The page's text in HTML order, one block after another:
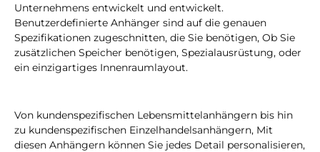
Unternehmens entwickelt und entwickelt.
Benutzerdefinierte Anhänger sind auf die genauen
Spezifikationen zugeschnitten, die Sie benötigen, Ob Sie
zusätzlichen Speicher benötigen, Spezialausrüstung, oder
ein einzigartiges Innenraumlayout.
Von kundenspezifischen Lebensmittelanhängern bis hin
zu kundenspezifischen Einzelhandelsanhängern, Mit
diesen Anhängern können Sie jedes Detail personalisieren,